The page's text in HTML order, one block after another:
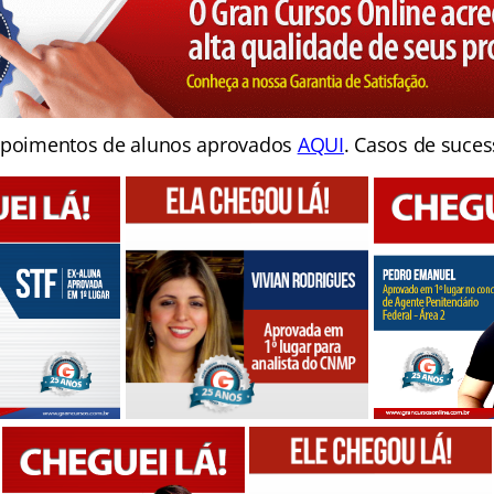
de alunos aprovados AQUI. Casos de